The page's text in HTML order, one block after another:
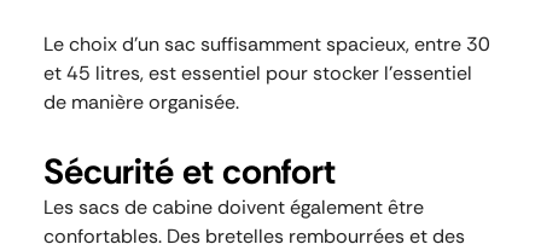
Le choix d’un sac suffisamment spacieux, entre 30
et 45 litres, est essentiel pour stocker l’essentiel
de manière organisée.
Sécurité et confort
Les sacs de cabine doivent également être
confortables. Des bretelles rembourrées et des